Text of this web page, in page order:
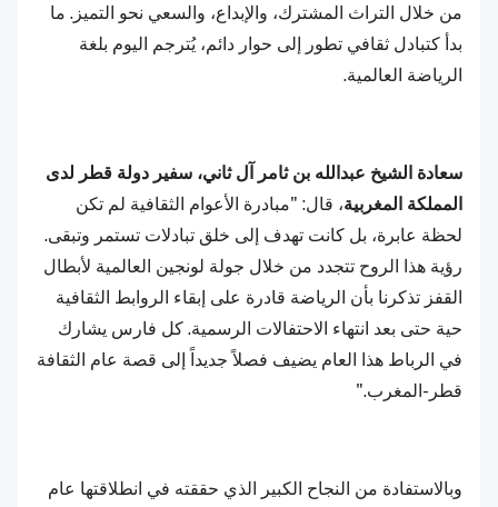
من خلال التراث المشترك، والإبداع، والسعي نحو التميز. ما
بدأ كتبادل ثقافي تطور إلى حوار دائم، يُترجم اليوم بلغة
الرياضة العالمية.
سعادة الشيخ عبدالله بن ثامر آل ثاني، سفير دولة قطر لدى
المملكة المغربية، قال: "مبادرة الأعوام الثقافية لم تكن
لحظة عابرة، بل كانت تهدف إلى خلق تبادلات تستمر وتبقى.
رؤية هذا الروح تتجدد من خلال جولة لونجين العالمية لأبطال
القفز تذكرنا بأن الرياضة قادرة على إبقاء الروابط الثقافية
حية حتى بعد انتهاء الاحتفالات الرسمية. كل فارس يشارك
في الرباط هذا العام يضيف فصلاً جديداً إلى قصة عام الثقافة
قطر-المغرب."
وبالاستفادة من النجاح الكبير الذي حققته في انطلاقتها عام